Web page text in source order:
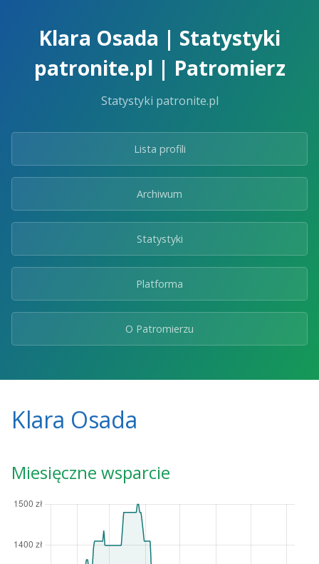
Klara Osada | Statystyki
patronite.pl | Patromierz
Statystyki patronite.pl
Lista profili
Archiwum
Statystyki
Platforma
O Patromierzu
Klara Osada
Miesięczne wsparcie